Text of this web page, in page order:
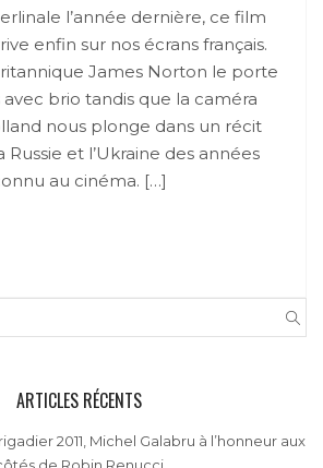
l’année dernière, ce film
enfin sur nos écrans français.
James Norton le porte
avec brio tandis que la caméra
nous plonge dans un récit
Russie et l’Ukraine des années
au cinéma. […]
ARTICLES RÉCENTS
2011, Michel Galabru à l’honneur aux